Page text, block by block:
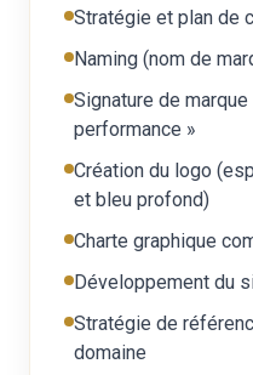
Stratégie et plan de
Naming (nom de
Signature de
performance »
Création du logo
et bleu profond)
Charte graphique
Développement du
Stratégie de
domaine